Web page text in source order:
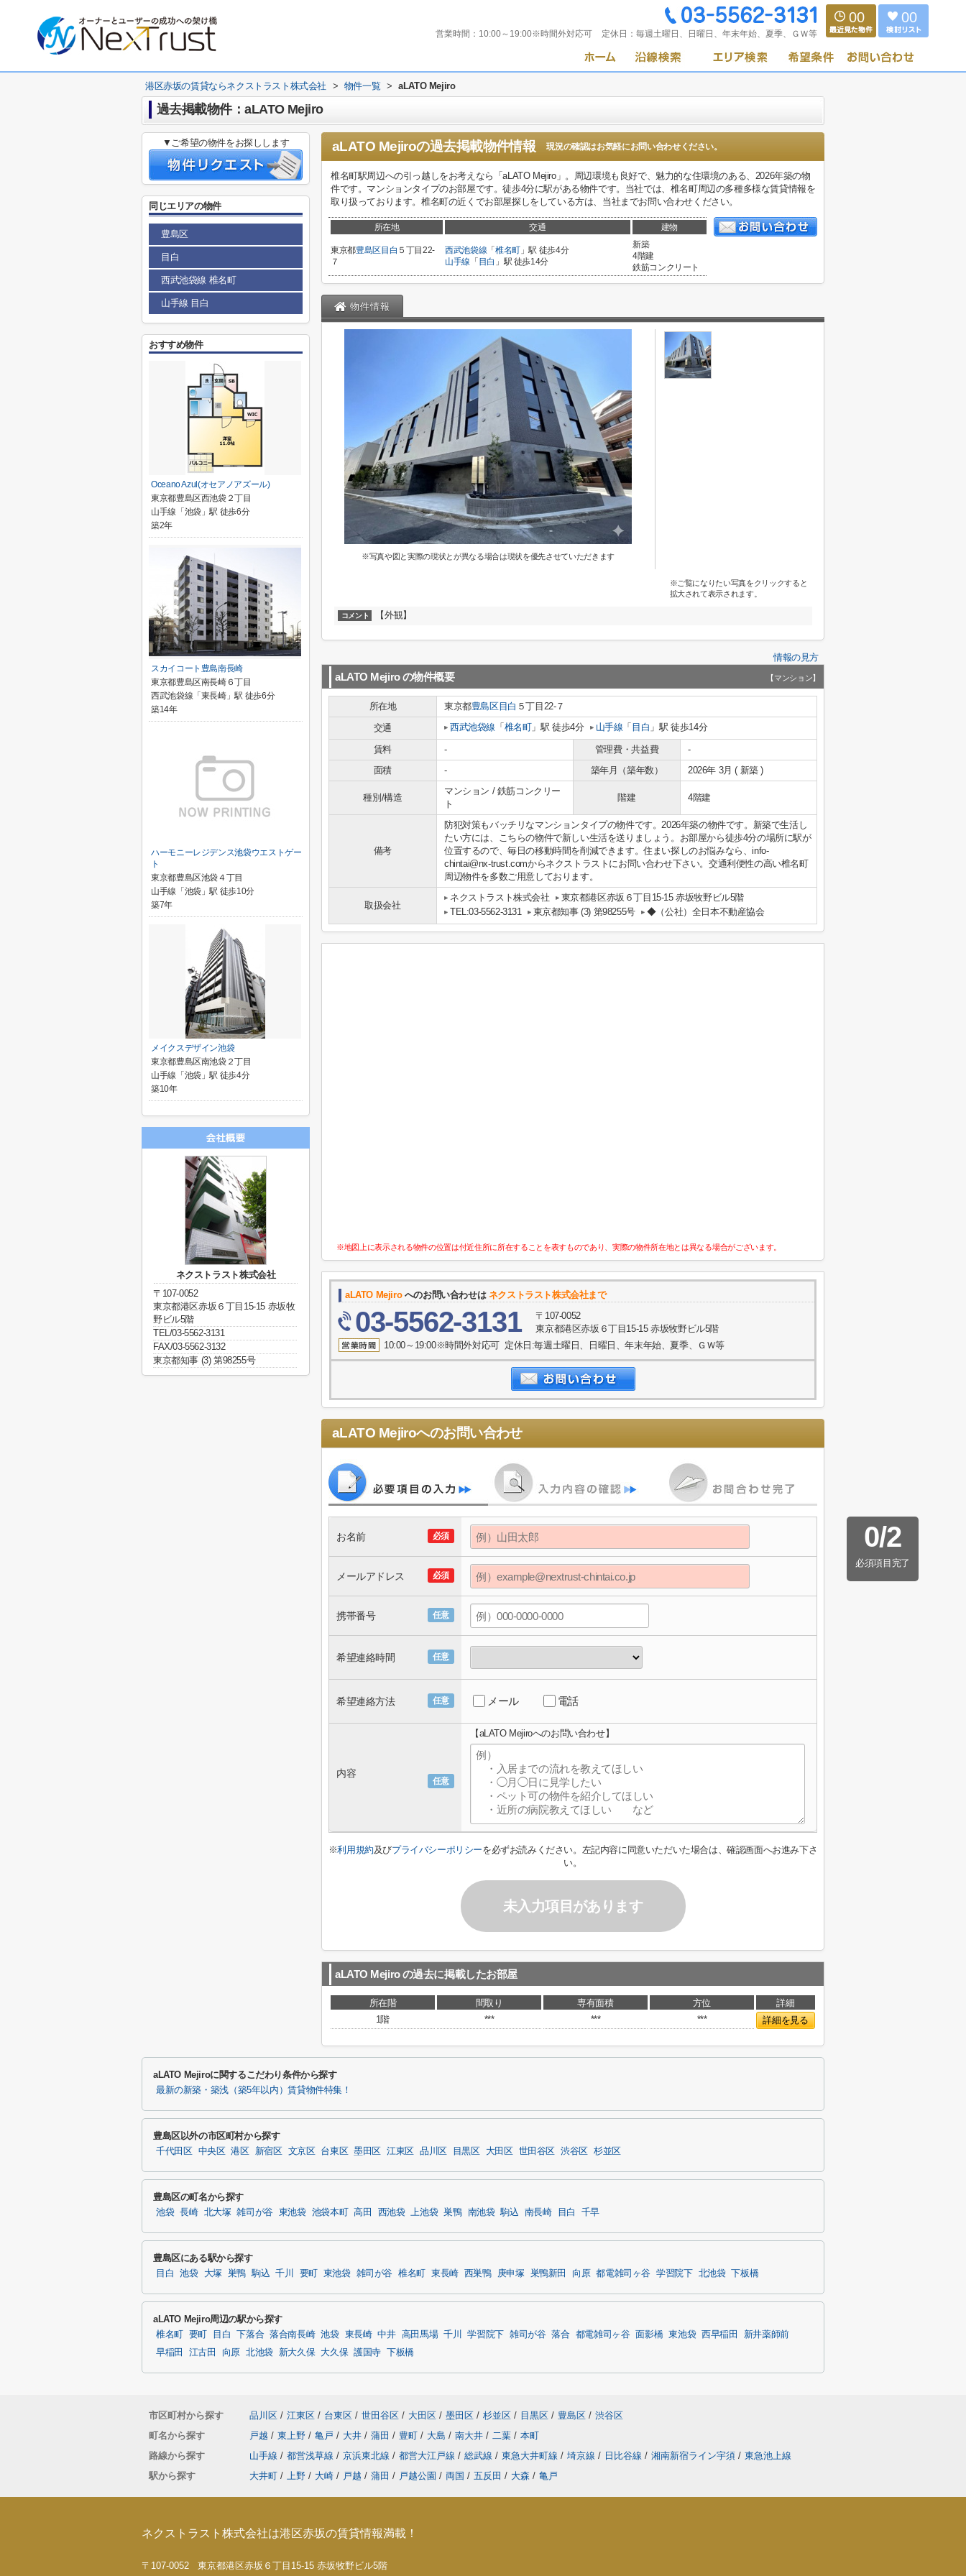
営業時間： 10:00～19:00※時間外対応可 定休日： 毎週土曜日、日曜日、年末年始、夏季、ＧＷ等
00 00
港区赤坂の賃貸ならネクストラスト株式会社 > 物件一覧 > aLATO Mejiro
過去掲載物件：aLATO Mejiro
aLATO Mejiroの過去掲載物件情報 現況の確認はお気軽にお問い合わせください。
椎名町駅周辺への引っ越しをお考えなら「aLATO Mejiro」。周辺環境も良好で、魅力的な住環境のある、2026年築の物
件です。マンションタイプのお部屋です。徒歩4分に駅がある物件です。当社では、椎名町周辺の多種多様な賃貸情報を
取り扱っております。椎名町の近くでお部屋探しをしている方は、当社までお問い合わせください。
所在地 交通 建物
東京都豊島区 目白 ５丁目22-
７
西武池袋線 「 椎名町」駅 徒歩4分
山手線 「 目白 」駅 徒歩14分
新築
4階建
鉄筋コンクリート
物件情報
※写真や図と実際の現状とが異なる場合は現状を優先させていただきます
※ご覧になりたい写真をクリックすると
拡大されて表示されます。
コメント 【外観】
情報の見方
aLATO Mejiro の物件概要 【マンション】
所在地 東京都豊島区目白 ５丁目22-７
交通
西武池袋線 「 椎名町」駅 徒歩4分 山手線 「 目白 」駅 徒歩14分
賃料 - 管理費・共益費
-
面積
- 築年月（築年数） 2026年 3月 ( 新築 )
種別/構造
マンション / 鉄筋コンクリー
ト
階建 4階建
備考
防犯対策もバッチリなマンションタイプの物件です。2026年築の物件です。新築で生活し
たい方には、こちらの物件で新しい生活を送りましょう。お部屋から徒歩4分の場所に駅が
位置するので、毎日の移動時間を削減できます。住まい探しのお悩みなら、info-
chintai@nx-trust.comからネクストラストにお問い合わせ下さい。交通利便性の高い椎名町
周辺物件を多数ご用意しております。
取扱会社
ネクストラスト株式会社
東京都港区赤坂６丁目15-15 赤坂牧野ビル5階
TEL:03-5562-3131
東京都知事 (3) 第98255号 ◆（公社）全日本不動産協会
※地図上に表示される物件の位置は付近住所に所在することを表すものであり、実際の物件所在地とは異なる場合がございます。
aLATO Mejiroへのお問い合わせは ネクストラスト株式会社まで
03-5562-3131
〒107-0052
東京都港区赤坂６丁目15-15 赤坂牧野ビル5階
10:00～19:00※時間外対応可 定休日:毎週土曜日、日曜日、年末年始、夏季、ＧＷ等
aLATO Mejiroへのお問い合わせ
0/2
必須項目完了
必須
お名前
必須
メールアドレス
任意
携帯番号
任意
希望連絡時間
任意
希望連絡方法 メール 電話
任意
内容
【aLATO Mejiroへのお問い合わせ】
※利用規約及びプライバシーポリシーを必ずお読みください。左記内容に同意いただいた場合は、確認画面へお進み下さ
い。
未入力項目があります
aLATO Mejiro の過去に掲載したお部屋
所在階 間取り 専有面積 方位
詳細
1階
*** *** *** 詳細を見る
▼ご希望の物件をお探しします
同じエリアの物件
豊島区
目白
西武池袋線 椎名町
山手線 目白
おすすめ物件
Oceano Azul(オセアノアズール)
東京都豊島区西池袋２丁目
山手線「池袋」駅 徒歩6分
築2年
スカイコート豊島南長崎
東京都豊島区南長崎６丁目
西武池袋線「東長崎」駅 徒歩6分
築14年
ハーモニーレジデンス池袋ウエストゲー
ト
東京都豊島区池袋４丁目
山手線「池袋」駅 徒歩10分
築7年
メイクスデザイン池袋
東京都豊島区南池袋２丁目
山手線「池袋」駅 徒歩4分
築10年
ネクストラスト株式会社
〒107-0052
東京都港区赤坂６丁目15-15 赤坂牧
野ビル5階
TEL/03-5562-3131
FAX/03-5562-3132
東京都知事 (3) 第98255号
aLATO Mejiroに関するこだわり条件から探す
最新の新築・築浅（築5年以内）賃貸物件特集！
豊島区以外の市区町村から探す
千代田区 中央区 港区 新宿区 文京区 台東区 墨田区 江東区 品川区 目黒区 大田区 世田谷区 渋谷区 杉並区
豊島区の町名から探す
池袋 長崎 北大塚 雑司が谷 東池袋 池袋本町 高田 西池袋 上池袋 巣鴨 南池袋 駒込 南長崎 目白 千早
豊島区にある駅から探す
目白 池袋 大塚 巣鴨 駒込 千川 要町 東池袋 雑司が谷 椎名町 東長崎 西巣鴨 庚申塚 巣鴨新田 向原 都電雑司ヶ谷 学習院下 北池袋 下板橋
aLATO Mejiro周辺の駅から探す
椎名町 要町 目白 下落合 落合南長崎 池袋 東長崎 中井 高田馬場 千川 学習院下 雑司が谷 落合 都電雑司ヶ谷 面影橋 東池袋 西早稲田
新井薬師前
早稲田
江古田 向原 北池袋 新大久保 大久保 護国寺 下板橋
市区町村から探す 品川区 / 江東区 / 台東区 / 世田谷区 / 大田区 / 墨田区 / 杉並区 / 目黒区 / 豊島区 / 渋谷区
町名から探す
戸越 / 東上野 / 亀戸 / 大井 / 蒲田 / 豊町 / 大島 / 南大井 / 二葉 / 本町
路線から探す
山手線 / 都営浅草線 / 京浜東北線 / 都営大江戸線 / 総武線 / 東急大井町線 / 埼京線 / 日比谷線 / 湘南新宿ライン宇須 / 東急池上線
駅から探す
大井町 / 上野 / 大崎 / 戸越 / 蒲田 / 戸越公園 / 両国 / 五反田 / 大森 / 亀戸
ネクストラスト株式会社は港区赤坂の賃貸情報満載！
〒107-0052 東京都港区赤坂６丁目15-15 赤坂牧野ビル5階